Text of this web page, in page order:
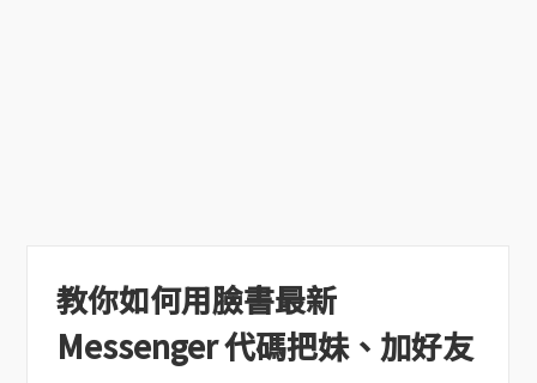
教你如何用臉書最新
Messenger 代碼把妹、加好友